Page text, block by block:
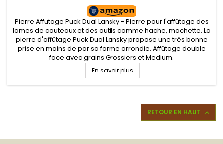
Pierre Affutage Puck Dual Lansky - Pierre pour l'affûtage des
lames de couteaux et des outils comme hache, machette. La
pierre d'affûtage Puck Dual Lansky propose une très bonne
prise en mains de par sa forme arrondie. Affûtage double
face avec grains Grossiers et Medium.
En savoir plus
RETOUR EN HAUT 